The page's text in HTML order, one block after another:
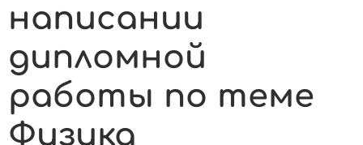
написании
дипломной
работы по теме
Физика